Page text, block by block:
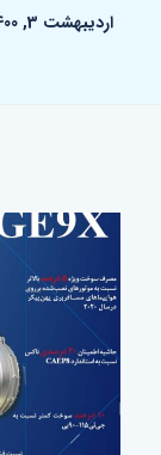
اردیبهشت 3, 1400